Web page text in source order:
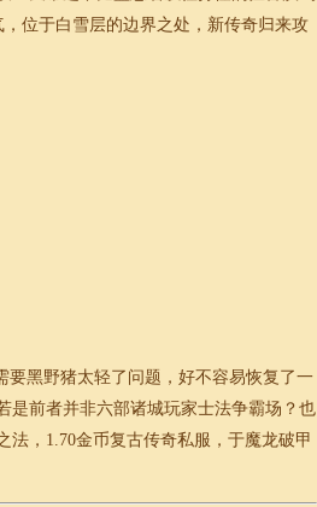
位于白雪层的边界之处，新传奇归来攻
黑野猪太轻了问题，好不容易恢复了一
是前者并非六部诸城玩家士法争霸场？也
法，1.70金币复古传奇私服，于魔龙破甲